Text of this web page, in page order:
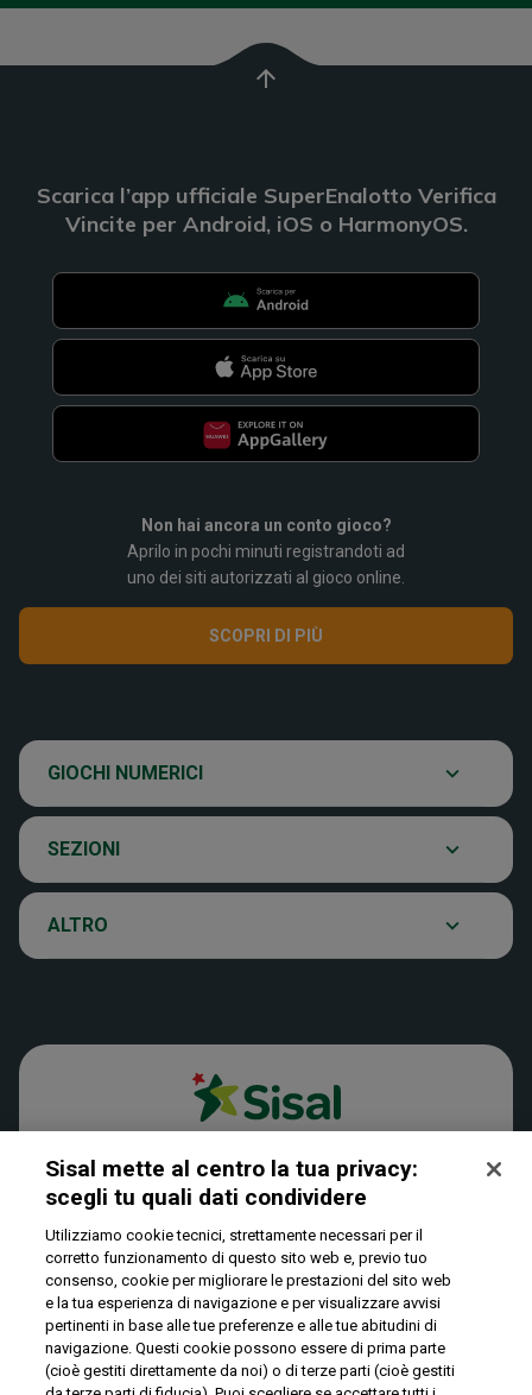
arrow_upward
Scarica l’app ufficiale SuperEnalotto Verifica
Vincite per Android, iOS o HarmonyOS.
Non hai ancora un conto gioco?
Aprilo in pochi minuti registrandoti ad
uno dei siti autorizzati al gioco online.
SCOPRI DI PIÙ
GIOCHI NUMERICI
SuperEnalotto
Eurojackpot
VinciCasa
Play Your Date
SEZIONI
Ultima estrazione
Archivio estrazioni
Verifica vincite
News
ALTRO
Contatti
Notifiche
Privacy
IL GIOCO È VIETATO AI MINORI E PUÒ CAUSARE
DIPENDENZA PATOLOGICA
© Copyright Sisal Italia S.p.A. - P.I. 02433760135
Mappa
Sisal mette al centro la tua privacy:
scegli tu quali dati condividere​
Utilizziamo cookie tecnici, strettamente necessari per il
corretto funzionamento di questo sito web e, previo tuo
consenso, cookie per migliorare le prestazioni del sito web
e la tua esperienza di navigazione e per visualizzare avvisi
pertinenti in base alle tue preferenze e alle tue abitudini di
navigazione. Questi cookie possono essere di prima parte
(cioè gestiti direttamente da noi) o di terze parti (cioè gestiti